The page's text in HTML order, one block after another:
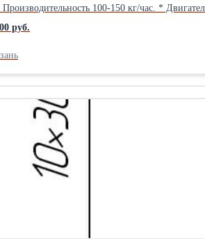
100-150 кг/час. *
руб.